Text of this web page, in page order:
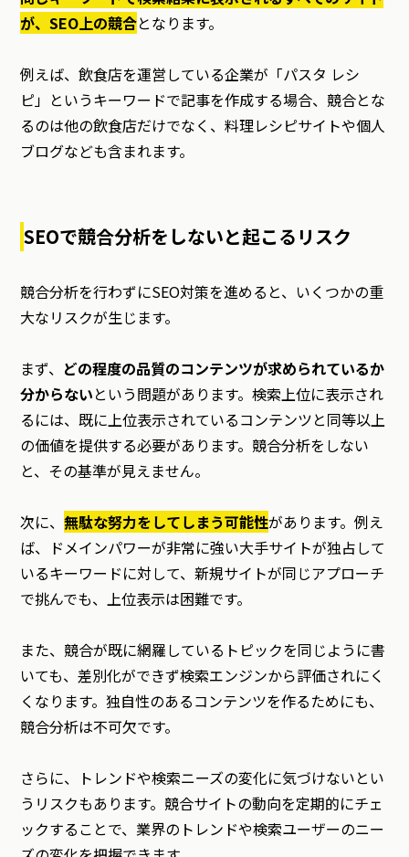
が、SEO上の競合となります。
例えば、飲食店を運営している企業が「パスタ レシ
ピ」というキーワードで記事を作成する場合、競合とな
るのは他の飲食店だけでなく、料理レシピサイトや個人
ブログなども含まれます。
SEOで競合分析をしないと起こるリスク
競合分析を行わずにSEO対策を進めると、いくつかの重
大なリスクが生じます。
まず、 どの程度の品質のコンテンツが求められているか
分からないという問題があります。検索上位に表示され
るには、既に上位表示されているコンテンツと同等以上
の価値を提供する必要があります。競合分析をしない
と、その基準が見えません。
次に、無駄な努力をしてしまう可能性があります。例え
ば、ドメインパワーが非常に強い大手サイトが独占して
いるキーワードに対して、新規サイトが同じアプローチ
で挑んでも、上位表示は困難です。
また、競合が既に網羅しているトピックを同じように書
いても、差別化ができず検索エンジンから評価されにく
くなります。独自性のあるコンテンツを作るためにも、
競合分析は不可欠です。
さらに、トレンドや検索ニーズの変化に気づけないとい
うリスクもあります。競合サイトの動向を定期的にチェ
ックすることで、業界のトレンドや検索ユーザーのニー